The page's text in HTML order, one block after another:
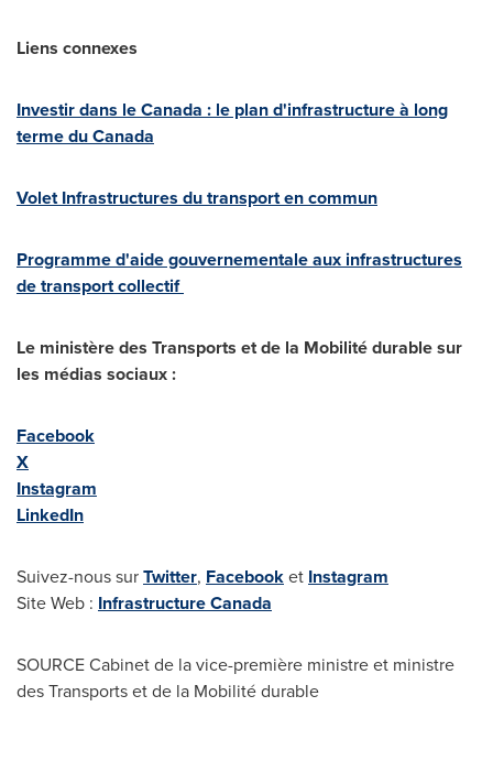
Liens connexes
Investir dans le Canada : le plan d'infrastructure à long
terme du Canada
Volet Infrastructures du transport en commun
Programme d'aide gouvernementale aux infrastructures
de transport collectif
Le ministère des Transports et de la Mobilité durable sur
les médias sociaux :
Facebook
X
Instagram
LinkedIn
Suivez-nous surTwitter, Facebooket Instagram
Site Web : InfrastructureCanada
SOURCE Cabinet de la vice-première ministre et ministre
des Transports et de la Mobilité durable